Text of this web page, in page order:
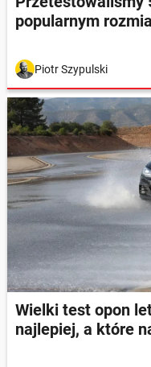
popularnym
Piotr Szypulski
Wielki test opon
najlepiej, a które